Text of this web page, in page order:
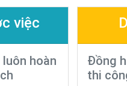
việc
hoàn
Đồng
thi